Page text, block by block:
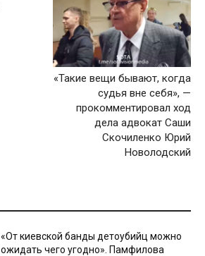
«‎Такие вещи бывают, когда
судья вне себя», —
прокомментировал ход
дела адвокат Саши
Скочиленко Юрий
Новолодский
«От киевской банды детоубийц можно
ожидать чего угодно». Памфилова